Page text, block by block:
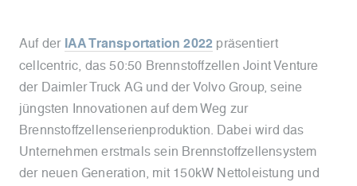
Auf der IAA Transportation 2022 präsentiert
cellcentric, das 50:50 Brennstoffzellen Joint Venture
der Daimler Truck AG und der Volvo Group, seine
jüngsten Innovationen auf dem Weg zur
Brennstoffzellenserienproduktion. Dabei wird das
Unternehmen erstmals sein Brennstoffzellensystem
der neuen Generation, mit 150kW Nettoleistung und